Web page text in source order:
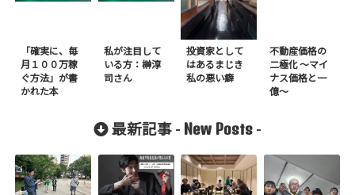
「確実に、毎
月１００万稼
ぐ方法」が書
かれた本
私が注目して
いる方：榊淳
司さん
投資家として
はあるまじき
私の悪い癖
不動産価格の
二極化 〜マイ
ナス価格と一
億〜
最新記事 - New Posts -